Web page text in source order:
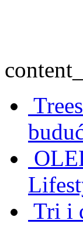
Tri i